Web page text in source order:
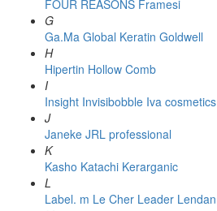
FOUR REASONS Framesi
G
Ga.Ma Global Keratin Goldwell
H
Hipertin Hollow Comb
I
Insight Invisibobble Iva cosmetics
J
Janeke JRL professional
K
Kasho Katachi Kerarganic
L
Label. m Le Cher Leader Lendan